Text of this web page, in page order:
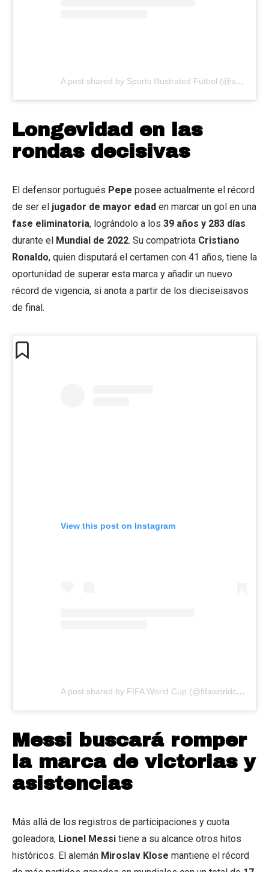
A post shared by Sports Illustrated Fútbol (@sportsillustratedfutbol)
Longevidad en las
rondas decisivas
El defensor portugués Pepe posee actualmente el récord
de ser el jugador de mayor edad en marcar un gol en una
fase eliminatoria, lográndolo a los 39 años y 283 días
durante el Mundial de 2022. Su compatriota Cristiano
Ronaldo, quien disputará el certamen con 41 años, tiene la
oportunidad de superar esta marca y añadir un nuevo
récord de vigencia, si anota a partir de los dieciseisavos
de final.
View this post on Instagram
A post shared by FIFA World Cup (@fifaworldcup)
Messi buscará romper
la marca de victorias y
asistencias
Más allá de los registros de participaciones y cuota
goleadora, Lionel Messi tiene a su alcance otros hitos
históricos. El alemán Miroslav Klose mantiene el récord